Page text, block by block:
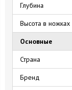
Глубина
Высота в ножках
Основные
Страна
Бренд